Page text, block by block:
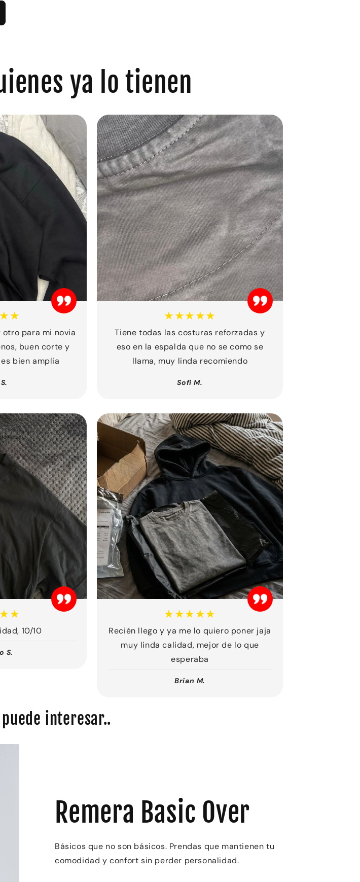
ya lo tienen
para mi novia
buen corte y
bien amplia
★★★★★
Tiene todas las costuras reforzadas y
eso en la espalda que no se como se
llama, muy linda recomiendo
Sofi M.
10/10
S.
★★★★★
Recién llego y ya me lo quiero poner jaja
muy linda calidad, mejor de lo que
esperaba
Brian M.
interesar..
Remera Basic Over
Básicos que no son básicos. Prendas que mantienen tu
comodidad y confort sin perder personalidad.